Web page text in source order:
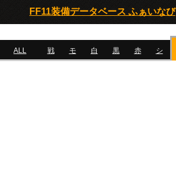
FF11装備データベース ふぁいなび
ALL 戦 モ 白 黒 赤 シ